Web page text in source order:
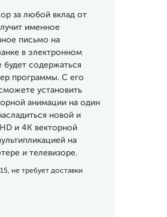
за любой вклад от
именное
письмо на
в электронном
будет содержаться
программы. С его
установить
анимации на один
новой и
и 4K векторной
на
и телевизоре.
не требует доставки